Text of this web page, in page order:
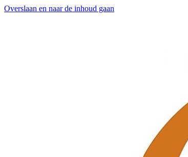
Overslaan en naar de inhoud gaan